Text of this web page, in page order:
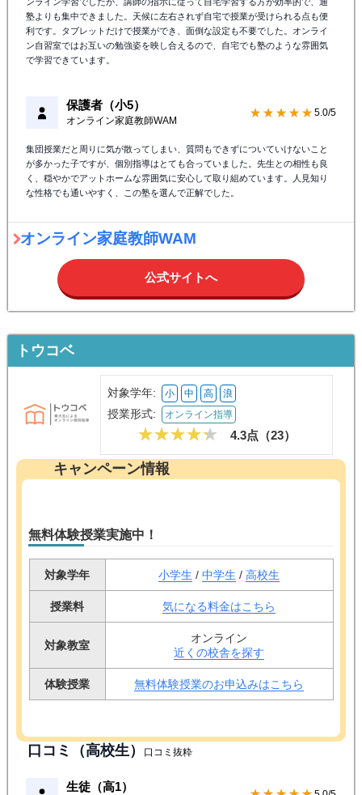
塾よりも集中できました。天候に左右されず自宅で授業が受けられる点も便
利です。タブレットだけで授業ができ、面倒な設定も不要でした。オンライ
ン自習室ではお互いの勉強姿を映し合えるので、自宅でも塾のような雰囲気
で学習できています。
保護者（小5）
オンライン家庭教師WAM
★★★★★ 5.0/5
集団授業だと周りに気が散ってしまい、質問もできずについていけないこと
が多かった子ですが、個別指導はとても合っていました。先生との相性も良
く、穏やかでアットホームな雰囲気に安心して取り組めています。人見知り
な性格でも通いやすく、この塾を選んで正解でした。
オンライン家庭教師WAM
公式サイトへ
トウコベ
対象学年: 小 中 高 浪
授業形式: オンライン指導
4.3点（23）
キャンペーン情報
無料体験授業実施中！
対象学年 小学生 / 中学生 / 高校生
授業料 気になる料金はこちら
対象教室
オンライン
近くの校舎を探す
体験授業 無料体験授業のお申込みはこちら
口コミ（高校生） 口コミ抜粋
生徒（高1）